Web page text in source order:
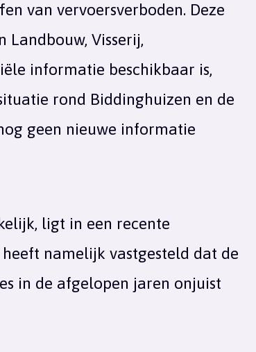
van vervoersverboden. Deze
Visserij,
informatie beschikbaar is,
rond Biddinghuizen en de
geen nieuwe informatie
ligt in een recente
heeft namelijk vastgesteld dat de
in de afgelopen jaren onjuist